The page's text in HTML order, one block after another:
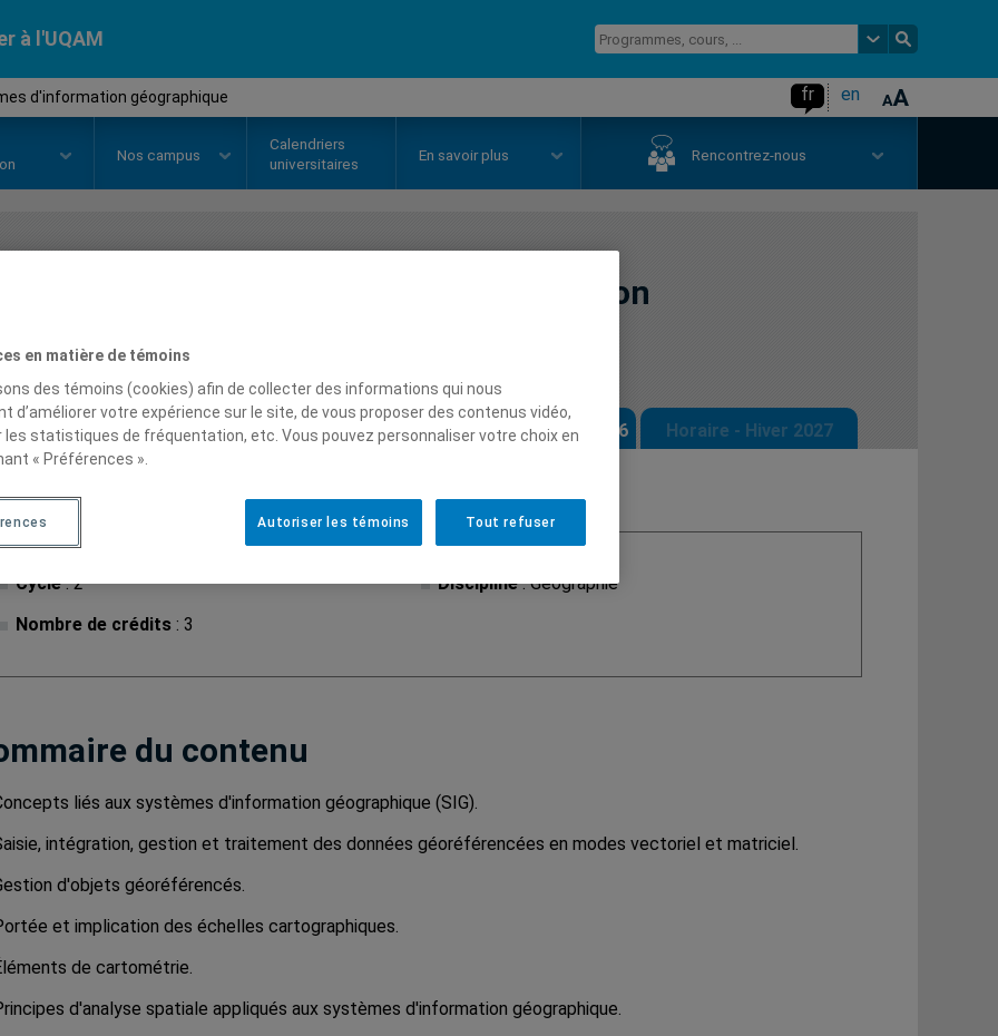
à l'UQAM
d'information géographique fr en
Nos campus
Calendriers
universitaires
En savoir plus Rencontrez-nous
Systèmes d'information
géographique
Description Horaire - Été 2026 Horaire - Automne 2026 Horaire - Hiver 2027
Cycle: 2
Nombre de crédits : 3
Discipline: Géographie
du contenu
liés aux systèmes d'information géographique (SIG).
intégration, gestion et traitement des données géoréférencées en modes vectoriel et matriciel.
d'objets géoréférencés.
et implication des échelles cartographiques.
de cartométrie.
d'analyse spatiale appliqués aux systèmes d'information géographique.
en matière de témoins
des témoins (cookies) afin de collecter des informations qui nous
d’améliorer votre expérience sur le site, de vous proposer des contenus vidéo,
les statistiques de fréquentation, etc. Vous pouvez personnaliser votre choix en
« Préférences ».
Tout refuser
Autoriser les témoins